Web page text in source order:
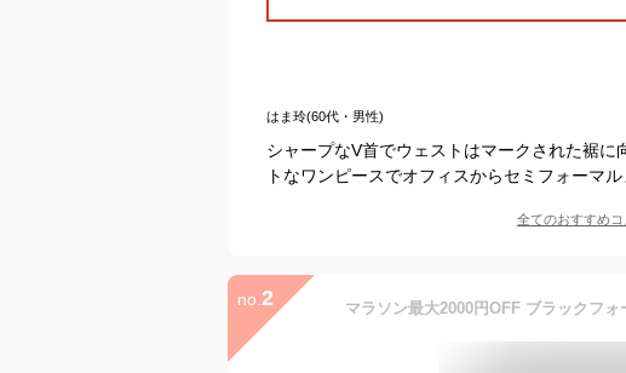
はま玲(60代・男性)
シャープなV首でウェストはマークされた裾
トなワンピースでオフィスからセミフォーマ
全てのおすすめコ
no. 2